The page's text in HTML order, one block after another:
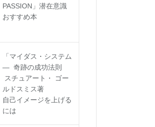
PASSION」潜在意識
おすすめ本
「マイダス・システム
― 奇跡の成功法則
スチュアート・ ゴー
ルドスミス著
自己イメージを上げる
には